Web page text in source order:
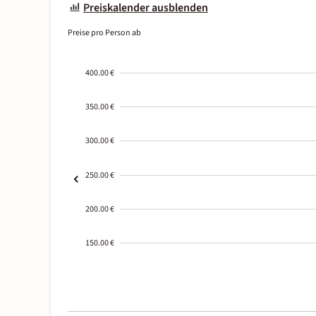
Preiskalender ausblenden
Preise pro Person ab
400.00 €
350.00 €
300.00 €
250.00 €
200.00 €
150.00 €
01-02